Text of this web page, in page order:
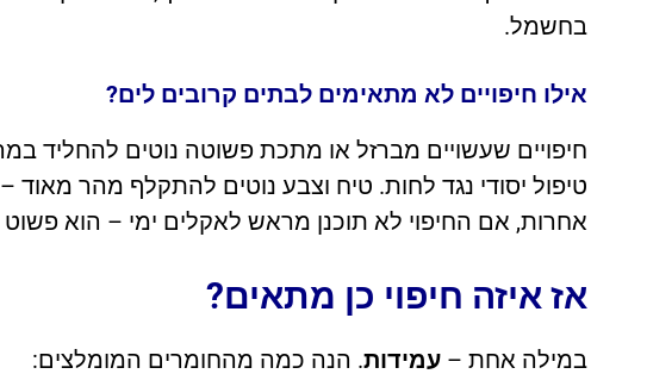
בחשמל.
אילו חיפויים לא מתאימים לבתים קרובים לים?
חיפויים שעשויים מברזל או מתכת פשוטה נוטים להחליד
טיפול יסודי נגד לחות. טיח וצבע נוטים להתקלף מהר
אחרות, אם החיפוי לא תוכנן מראש לאקלים ימי – הוא פשוט
אז איזה חיפוי כן מתאים?
במילה אחת – עמידות. הנה כמה מהחומרים המומלצים: